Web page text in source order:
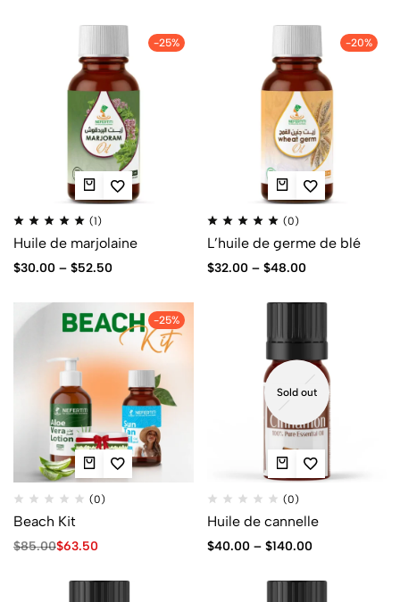
-25%
(1)
Huile de marjolaine
$30.00 – $52.50
-20%
(0)
L’huile de germe de blé
$32.00– $48.00
-25%
(0)
Beach Kit
$85.00$63.50
Sold out
(0)
Huile de cannelle
$40.00– $140.00